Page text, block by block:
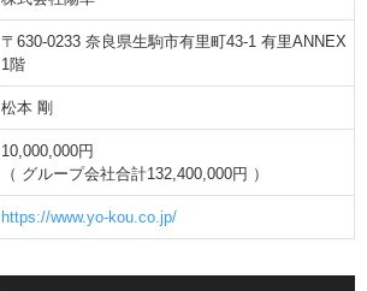
〒630-0233 奈良県生駒市有里町43-1 有里ANNEX
1階
松本 剛
10,000,000円
（ グループ会社合計132,400,000円 ）
https://www.yo-kou.co.jp/